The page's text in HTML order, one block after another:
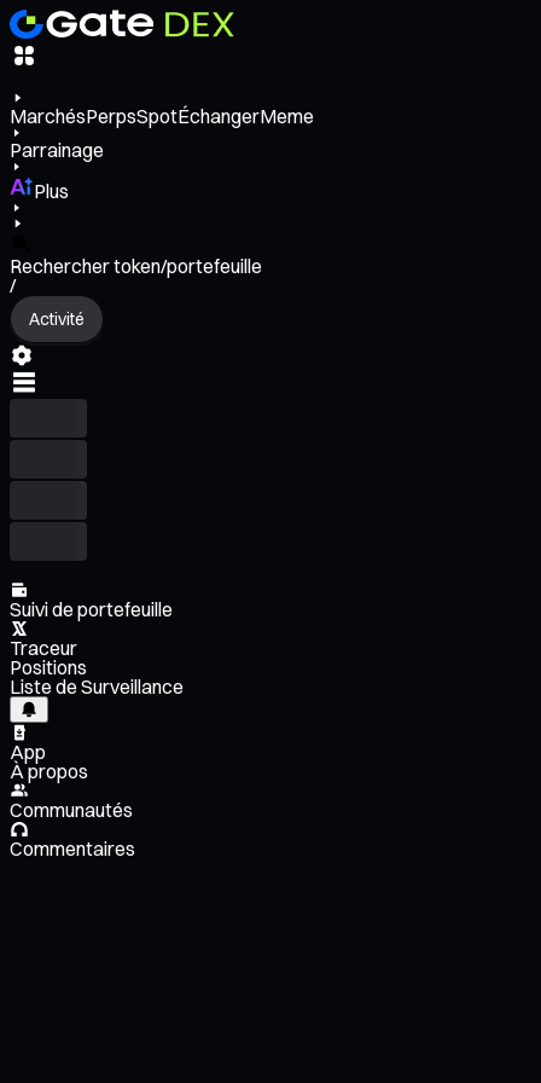
MarchésPerpsSpotÉchangerMeme
Parrainage
Plus
Rechercher token/portefeuille
/
Activité
Suivi de portefeuille
Traceur
Positions
Liste de Surveillance
App
À propos
Communautés
Commentaires